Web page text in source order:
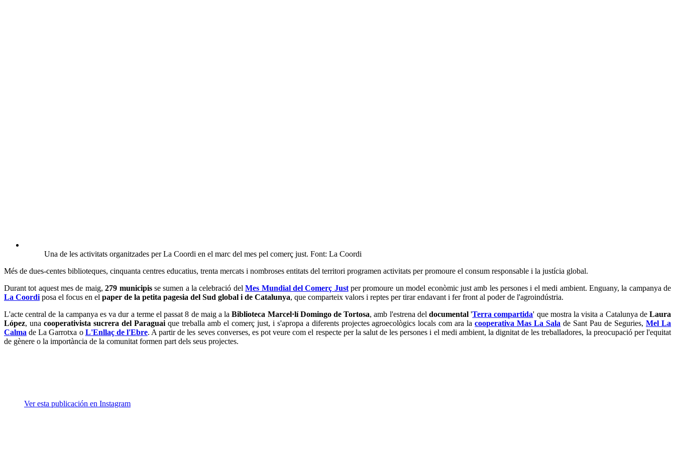
Una de les activitats organitzades per La Coordi en el marc del mes pel comerç just. Font: La Coordi
Més de dues-centes biblioteques, cinquanta centres educatius, trenta mercats i nombroses entitats del territori programen activitats per promoure el consum responsable i la justícia global.
Durant tot aquest mes de maig, 279 municipisse sumen a la celebració delMes Mundial del Comerç Justper promoure un model econòmic just amb les persones i el medi ambient. Enguany, la campanya de
La Coordi posa el focus en el paper de la petita pagesia del Sud global i de Catalunya, que comparteix valors i reptes per tirar endavant i fer front al poder de l'agroindústria.
L'acte central de la campanya es va dur a terme el passat 8 de maig a la Biblioteca Marcel·lí Domingo de Tortosa, amb l'estrena deldocumental 'Terra compartida' que mostra la visita a Catalunya deLaura
López, una cooperativista sucrera del Paraguaique treballa amb el comerç just, i s'apropa a diferents projectes agroecològics locals com ara lacooperativa Mas La Sala de Sant Pau de Seguries,Mel La
Calma de La Garrotxa o L'Enllaç de l'Ebre. A partir de les seves converses, es pot veure com el respecte per la salut de les persones i el medi ambient, la dignitat de les treballadores, la preocupació per l'equitat
de gènere o la importància de la comunitat formen part dels seus projectes.
Ver esta publicación en Instagram